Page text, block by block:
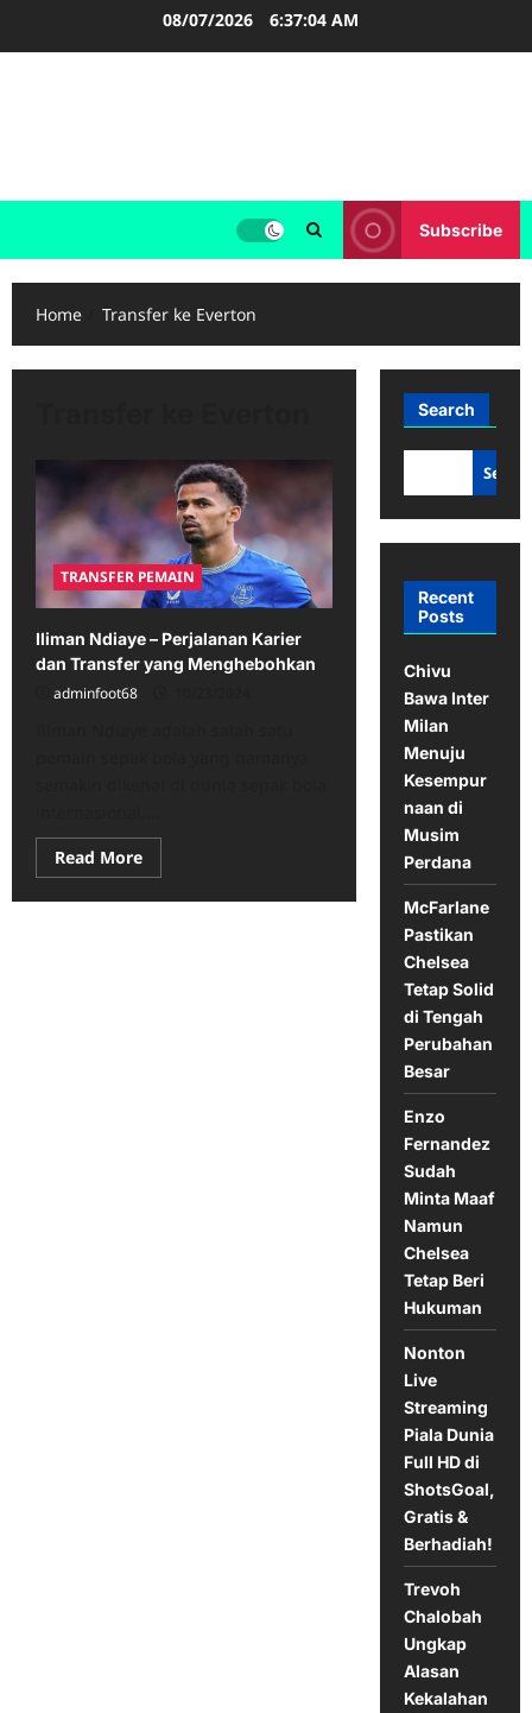
08/07/2026 6:37:05 AM
Subscribe
Home Transfer ke Everton
TRANSFER PEMAIN
Iliman Ndiaye – Perjalanan Karier
dan Transfer yang Menghebohkan
adminfoot68
Read MoreRead
more
Iliman
Search
Recent
Posts
Chivu
Bawa Inter
Milan
Menuju
Kesempur
naan di
Musim
Perdana
McFarlane
Pastikan
Chelsea
Tetap Solid
di Tengah
Perubahan
Besar
Enzo
Fernandez
Sudah
Minta Maaf
Namun
Chelsea
Tetap Beri
Hukuman
Nonton
Live
Streaming
Piala Dunia
Full HD di
ShotsGoal,
Gratis &
Berhadiah!
Trevoh
Chalobah
Ungkap
Alasan
Kekalahan